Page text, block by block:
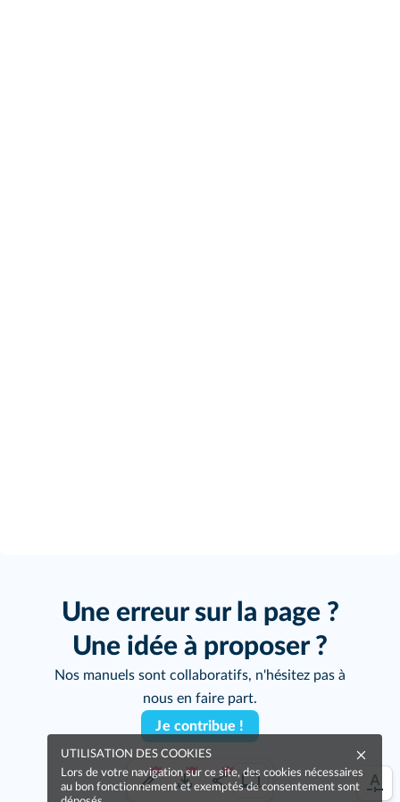
Une erreur sur la page ?
Une idée à proposer ?
Nos manuels sont collaboratifs, n'hésitez pas à
nous en faire part.
Je contribue !
UTILISATION DES COOKIES
Lors de votre navigation sur ce site, des cookies nécessaires
au bon fonctionnement et exemptés de consentement sont